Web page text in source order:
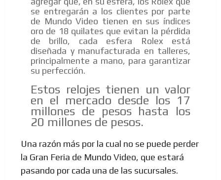
se entregarán a los clientes por parte
de Mundo Video tienen en sus índices
oro de 18 quilates que evitan la pérdida
de brillo, cada esfera Rolex está
diseñada y manufacturada en talleres,
principalmente a mano, para garantizar
su perfección.
Estos relojes tienen un valor
en el mercado desde los 17
millones de pesos hasta los
20 millones de pesos.
Una razón más por la cual no se puede perder
la Gran Feria de Mundo Video, que estará
pasando por cada una de las sucursales.